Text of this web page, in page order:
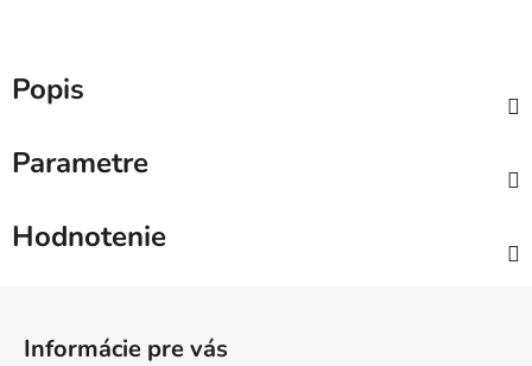
Popis
Parametre
Hodnotenie
Informácie pre vás